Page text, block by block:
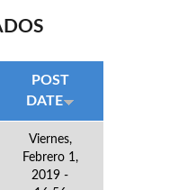
POST
DATE
Viernes,
Febrero 1,
2019 -